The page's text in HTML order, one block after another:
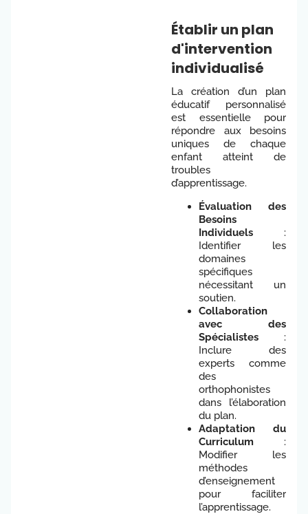
Établir un plan
d'intervention
individualisé
La création d’un plan
éducatif personnalisé
est essentielle pour
répondre aux besoins
uniques de chaque
enfant atteint de
troubles
d’apprentissage.
Évaluation des
Besoins
Individuels :
Identifier les
domaines
spécifiques
nécessitant un
soutien.
Collaboration
avec des
Spécialistes :
Inclure des
experts comme
des
orthophonistes
dans l’élaboration
du plan.
Adaptation du
Curriculum :
Modifier les
méthodes
d’enseignement
pour faciliter
l’apprentissage.